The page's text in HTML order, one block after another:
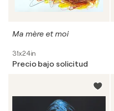
Ma mère et moi
31x24in
Precio bajo solicitud